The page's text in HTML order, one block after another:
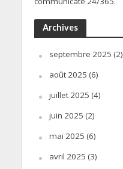
Archives
septembre 2025 (2)
août 2025 (6)
juillet 2025 (4)
juin 2025 (2)
mai 2025 (6)
avril 2025 (3)